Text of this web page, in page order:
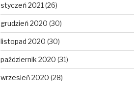
styczeń 2021 (26)
grudzień 2020 (30)
listopad 2020 (30)
październik 2020 (31)
wrzesień 2020 (28)